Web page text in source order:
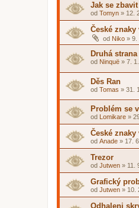
Jak se
od Tomyn » 12.
České
od Niko » 9.
Druhá strana
od Ninquë » 7.
Děs Ran
od Tomas » 31.
Problém se
od Lomikare »
České
od Anade » 17.
Trezor
od Jutwen » 11.
Grafický
od Jutwen » 10.
Odhaleni